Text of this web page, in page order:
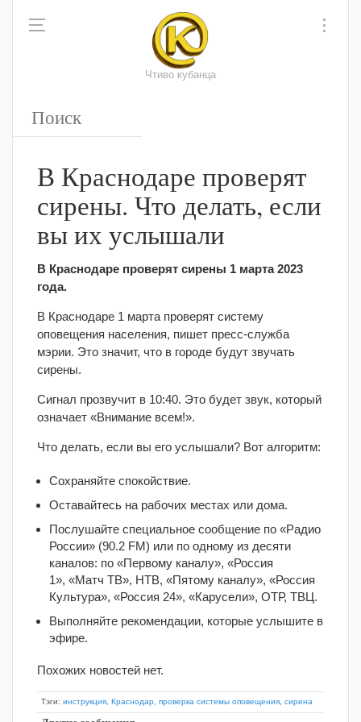
Чтиво кубанца
В Краснодаре проверят
сирены. Что делать, если
вы их услышали
В Краснодаре проверят сирены 1 марта 2023
года.
В Краснодаре 1 марта проверят систему
оповещения населения, пишет пресс-служба
мэрии. Это значит, что в городе будут звучать
сирены.
Сигнал прозвучит в 10:40. Это будет звук, который
означает «Внимание всем!».
Что делать, если вы его услышали? Вот алгоритм:
Сохраняйте спокойствие.
Оставайтесь на рабочих местах или дома.
Послушайте специальное сообщение по «Радио
России» (90.2 FM) или по одному из десяти
каналов: по «Первому каналу», «Россия
1», «Матч ТВ», НТВ, «Пятому каналу», «Россия
Культура», «Россия 24», «Карусели», ОТР, ТВЦ.
Выполняйте рекомендации, которые услышите в
эфире.
Похожих новостей нет.
Тэги: инструкция Краснодар проверка системы оповещения сирена